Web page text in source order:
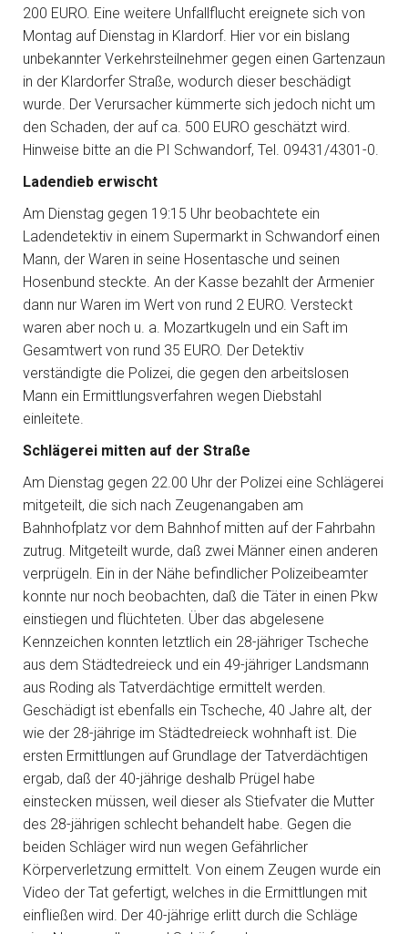
200 EURO. Eine weitere Unfallflucht ereignete sich von
Montag auf Dienstag in Klardorf. Hier vor ein bislang
unbekannter Verkehrsteilnehmer gegen einen Gartenzaun
in der Klardorfer Straße, wodurch dieser beschädigt
wurde. Der Verursacher kümmerte sich jedoch nicht um
den Schaden, der auf ca. 500 EURO geschätzt wird.
Hinweise bitte an die PI Schwandorf, Tel. 09431/4301-0.
Ladendieb erwischt
Am Dienstag gegen 19:15 Uhr beobachtete ein
Ladendetektiv in einem Supermarkt in Schwandorf einen
Mann, der Waren in seine Hosentasche und seinen
Hosenbund steckte. An der Kasse bezahlt der Armenier
dann nur Waren im Wert von rund 2 EURO. Versteckt
waren aber noch u. a. Mozartkugeln und ein Saft im
Gesamtwert von rund 35 EURO. Der Detektiv
verständigte die Polizei, die gegen den arbeitslosen
Mann ein Ermittlungsverfahren wegen Diebstahl
einleitete.
Schlägerei mitten auf der Straße
Am Dienstag gegen 22.00 Uhr der Polizei eine Schlägerei
mitgeteilt, die sich nach Zeugenangaben am
Bahnhofplatz vor dem Bahnhof mitten auf der Fahrbahn
zutrug. Mitgeteilt wurde, daß zwei Männer einen anderen
verprügeln. Ein in der Nähe befindlicher Polizeibeamter
konnte nur noch beobachten, daß die Täter in einen Pkw
einstiegen und flüchteten. Über das abgelesene
Kennzeichen konnten letztlich ein 28-jähriger Tscheche
aus dem Städtedreieck und ein 49-jähriger Landsmann
aus Roding als Tatverdächtige ermittelt werden.
Geschädigt ist ebenfalls ein Tscheche, 40 Jahre alt, der
wie der 28-jährige im Städtedreieck wohnhaft ist. Die
ersten Ermittlungen auf Grundlage der Tatverdächtigen
ergab, daß der 40-jährige deshalb Prügel habe
einstecken müssen, weil dieser als Stiefvater die Mutter
des 28-jährigen schlecht behandelt habe. Gegen die
beiden Schläger wird nun wegen Gefährlicher
Körperverletzung ermittelt. Von einem Zeugen wurde ein
Video der Tat gefertigt, welches in die Ermittlungen mit
einfließen wird. Der 40-jährige erlitt durch die Schläge